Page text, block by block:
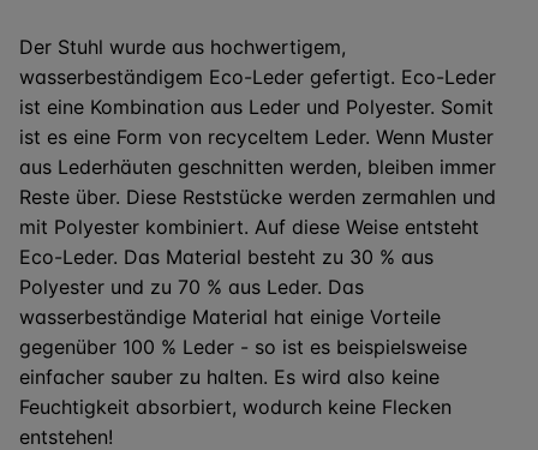
Der Stuhl wurde aus hochwertigem,
wasserbeständigem Eco-Leder gefertigt. Eco-Leder
ist eine Kombination aus Leder und Polyester. Somit
ist es eine Form von recyceltem Leder. Wenn Muster
aus Lederhäuten geschnitten werden, bleiben immer
Reste über. Diese Reststücke werden zermahlen und
mit Polyester kombiniert. Auf diese Weise entsteht
Eco-Leder. Das Material besteht zu 30 % aus
Polyester und zu 70 % aus Leder. Das
wasserbeständige Material hat einige Vorteile
gegenüber 100 % Leder - so ist es beispielsweise
einfacher sauber zu halten. Es wird also keine
Feuchtigkeit absorbiert, wodurch keine Flecken
entstehen!